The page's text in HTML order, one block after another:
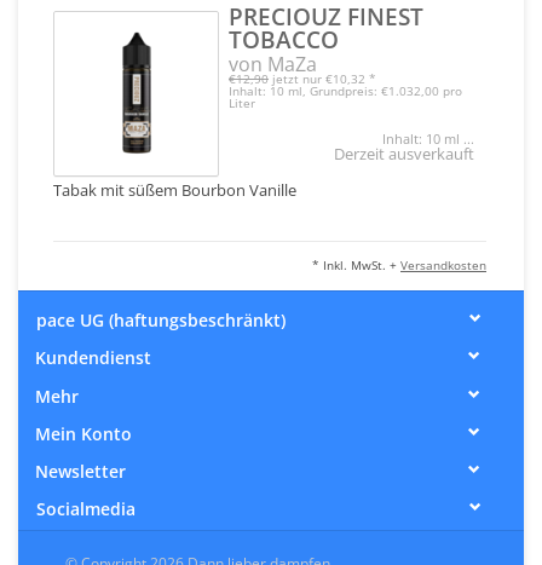
PRECIOUZ FINEST
TOBACCO
von MaZa
€12,90 jetzt nur €10,32 *
Inhalt: 10 ml, Grundpreis: €1.032,00 pro
Liter
Inhalt: 10 ml ...
Derzeit ausverkauft
Tabak mit süßem Bourbon Vanille
* Inkl. MwSt. + Versandkosten
pace UG (haftungsbeschränkt)
Kundendienst
Mehr
Mein Konto
Newsletter
Socialmedia